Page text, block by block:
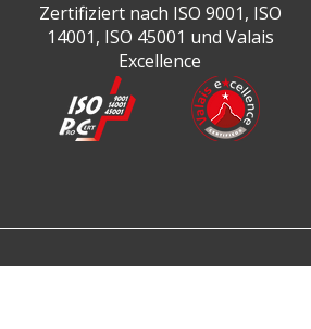
Zertifiziert nach ISO 9001, ISO
14001, ISO 45001 und Valais
Excellence